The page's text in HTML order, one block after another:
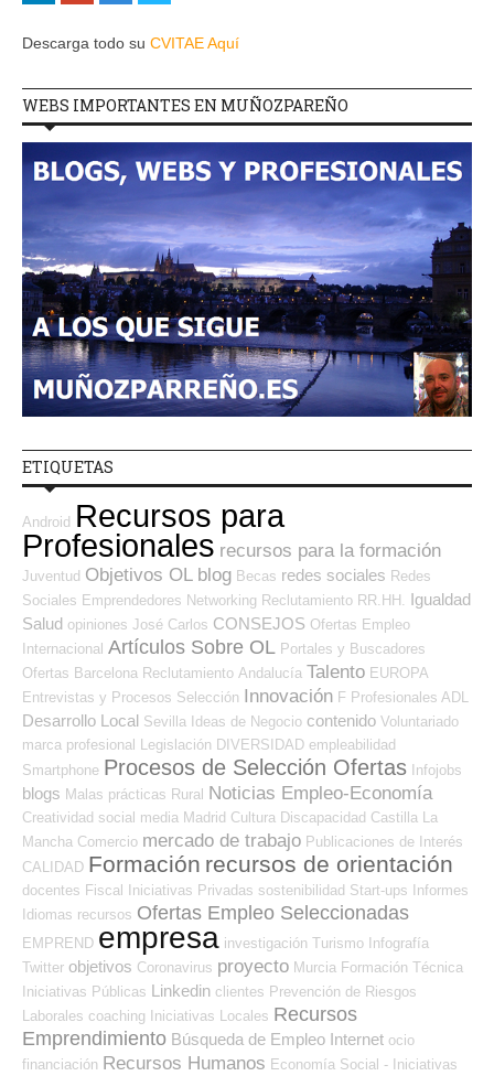
Descarga todo su CVITAE Aquí
WEBS IMPORTANTES EN MUÑOZPAREÑO
ETIQUETAS
Android Recursos para
Profesionales recursos para la formación
Juventud Objetivos OL blog Becas redes sociales Redes
Sociales Emprendedores Networking Reclutamiento RR.HH.
Igualdad
Salud opiniones José Carlos CONSEJOS Ofertas Empleo
Internacional Artículos Sobre OL Portales y Buscadores
Ofertas Barcelona Reclutamiento Andalucía Talento EUROPA
Entrevistas y Procesos Selección Innovación F Profesionales ADL
Desarrollo Local Sevilla Ideas de Negocio contenido Voluntariado
marca profesional Legislación DIVERSIDAD empleabilidad
Smartphone Procesos de Selección Ofertas Infojobs
blogs Malas prácticas Rural Noticias Empleo-Economía
Creatividad social media Madrid Cultura Discapacidad Castilla La
Mancha Comercio mercado de trabajo Publicaciones de Interés
CALIDAD Formación recursos de orientación
docentes Fiscal Iniciativas Privadas sostenibilidad Start-ups Informes
Idiomas recursos Ofertas Empleo Seleccionadas
EMPREND empresa investigación Turismo Infografía
Twitter objetivos Coronavirus proyecto Murcia Formación Técnica
Iniciativas Públicas Linkedin clientes Prevención de Riesgos
Laborales coaching Iniciativas Locales Recursos
Emprendimiento Búsqueda de Empleo Internet ocio
financiación Recursos Humanos Economía Social - Iniciativas